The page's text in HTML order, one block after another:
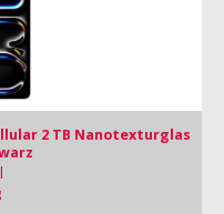
2 TB Nanotexturglas